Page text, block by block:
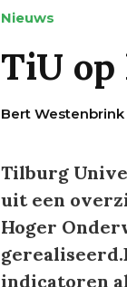
Nieuws
TiU
Bert Westenbrink
Tilburg
uit een
Hoger
indicatoren